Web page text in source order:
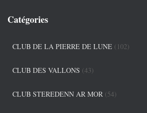
Catégories
CLUB DE LA PIERRE DE LUNE (102)
CLUB DES VALLONS (43)
CLUB STEREDENN AR MOR (54)